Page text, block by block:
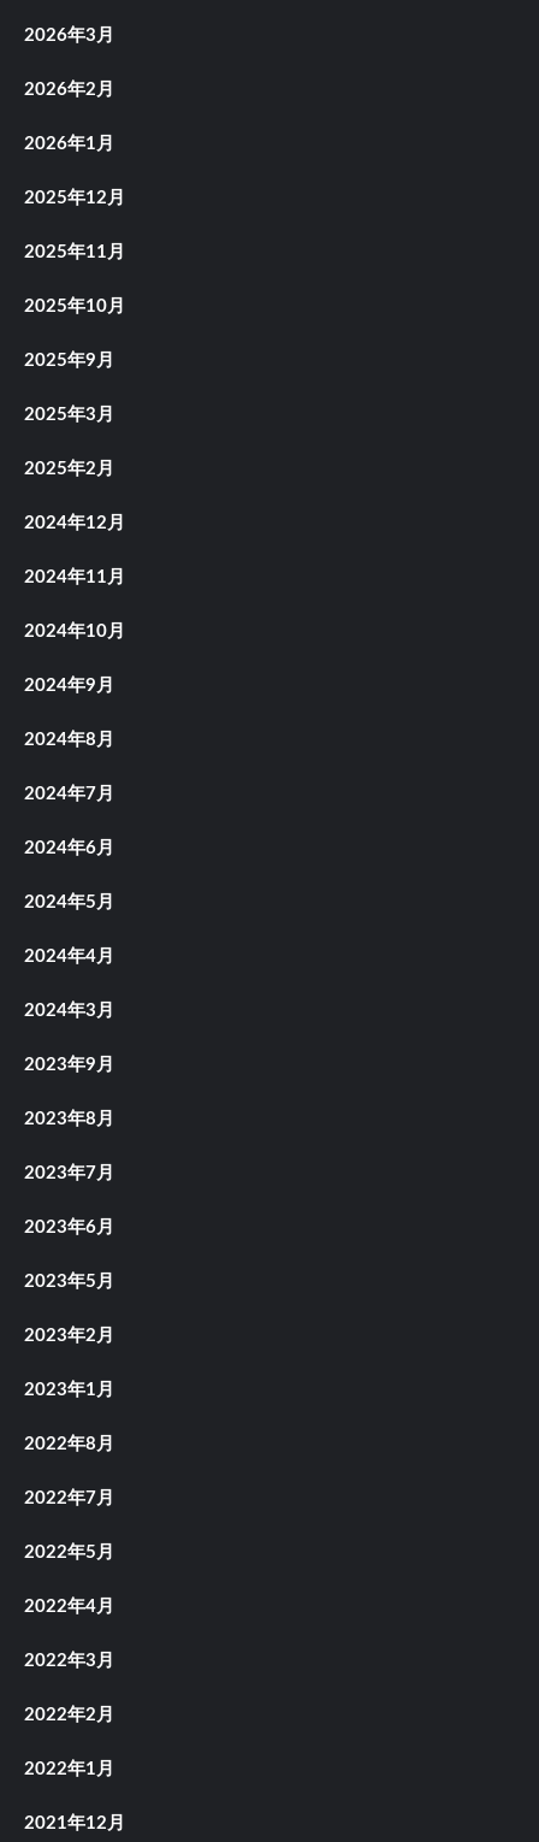
2026年3月
2026年2月
2026年1月
2025年12月
2025年11月
2025年10月
2025年9月
2025年3月
2025年2月
2024年12月
2024年11月
2024年10月
2024年9月
2024年8月
2024年7月
2024年6月
2024年5月
2024年4月
2024年3月
2023年9月
2023年8月
2023年7月
2023年6月
2023年5月
2023年2月
2023年1月
2022年8月
2022年7月
2022年5月
2022年4月
2022年3月
2022年2月
2022年1月
2021年12月